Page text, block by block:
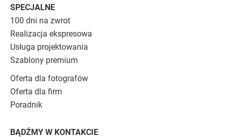
SPECJALNE
100 dni na zwrot
Realizacja ekspresowa
Usługa projektowania
Szablony premium
Oferta dla fotografów
Oferta dla firm
Poradnik
BĄDŹMY W KONTAKCIE